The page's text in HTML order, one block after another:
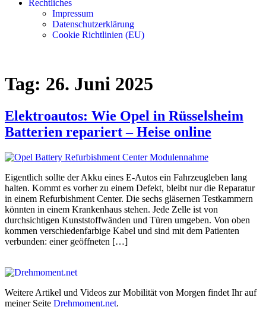
Rechtliches
Impressum
Datenschutzerklärung
Cookie Richtlinien (EU)
Tag: 26. Juni 2025
Elektroautos: Wie Opel in Rüsselsheim
Batterien repariert – Heise online
Eigentlich sollte der Akku eines E-Autos ein Fahrzeugleben lang
halten. Kommt es vorher zu einem Defekt, bleibt nur die Reparatur
in einem Refurbishment Center. Die sechs gläsernen Testkammern
könnten in einem Krankenhaus stehen. Jede Zelle ist von
durchsichtigen Kunststoffwänden und Türen umgeben. Von oben
kommen verschiedenfarbige Kabel und sind mit dem Patienten
verbunden: einer geöffneten […]
Weitere Artikel und Videos zur Mobilität von Morgen findet Ihr auf
meiner Seite Drehmoment.net.